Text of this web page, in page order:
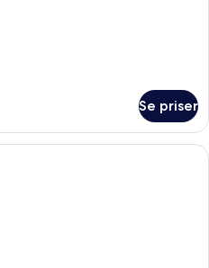
Se priser
Ett modernt spaområde med ett